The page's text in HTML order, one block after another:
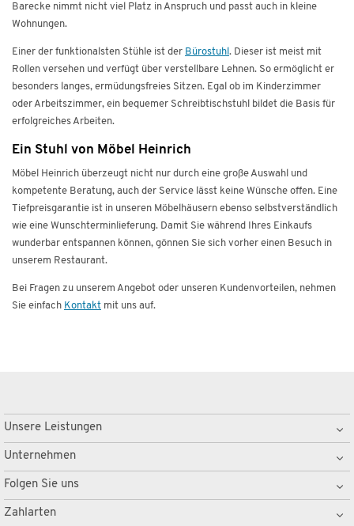
Barecke nimmt nicht viel Platz in Anspruch und passt auch in kleine
Wohnungen.
Einer der funktionalsten Stühle ist der Bürostuhl . Dieser ist meist mit
Rollen versehen und verfügt über verstellbare Lehnen. So ermöglicht er
besonders langes, ermüdungsfreies Sitzen. Egal ob im Kinderzimmer
oder Arbeitszimmer, ein bequemer Schreibtischstuhl bildet die Basis für
erfolgreiches Arbeiten.
Ein Stuhl von Möbel Heinrich
Möbel Heinrich überzeugt nicht nur durch eine große Auswahl und
kompetente Beratung, auch der Service lässt keine Wünsche offen. Eine
Tiefpreisgarantie ist in unseren Möbelhäusern ebenso selbstverständlich
wie eine Wunschterminlieferung. Damit Sie während Ihres Einkaufs
wunderbar entspannen können, gönnen Sie sich vorher einen Besuch in
unserem Restaurant.
Bei Fragen zu unserem Angebot oder unseren Kundenvorteilen, nehmen
Sie einfach Kontakt mit uns auf.
Unsere Leistungen
Unternehmen
Folgen Sie uns
Zahlarten